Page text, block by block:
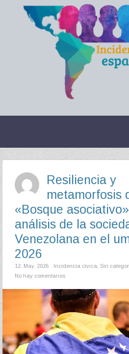
Resiliencia y
metamorfosis
«Bosque
análisis de la
Venezolana en el
2026
12. May. 2026 Incidencia cívica Sin
No hay comentarios